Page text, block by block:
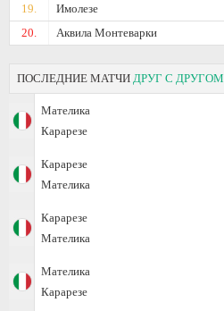
19.
Имолезе
20.
Аквила Монтеварки
ПОСЛЕДНИЕ МАТЧИ ДРУГ С ДРУГОМ
Мателика
Карарезе
Карарезе
Мателика
Карарезе
Мателика
Мателика
Карарезе